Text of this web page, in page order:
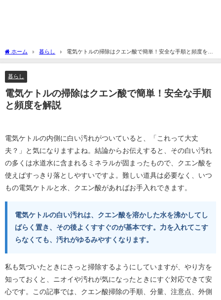
ホーム 暮らし
電気ケトルの掃除はクエン酸で簡単！安全な手順と頻度を解
説
暮らし
電気ケトルの掃除はクエン酸で簡単！安全な手順
と頻度を解説
電気ケトルの内側に白い汚れがついていると、「これって大丈
夫？」と気になりますよね。結論からお伝えすると、その白い汚れ
の多くは水道水に含まれるミネラルが固まったもので、クエン酸を
使えばすっきり落としやすいですよ。難しい道具は必要なく、いつ
もの電気ケトルと水、クエン酸があればお手入れできます。
電気ケトルの白い汚れは、クエン酸を溶かした水を沸かしてし
ばらく置き、その後よくすすぐのが基本です。力を入れてこす
らなくても、汚れがゆるみやすくなります。
私も気づいたときにさっと掃除するようにしていますが、やり方を
知っておくと、ニオイや汚れが気になったときにすぐ対応できて安
心です。この記事では、クエン酸掃除の手順、分量、注意点、外側